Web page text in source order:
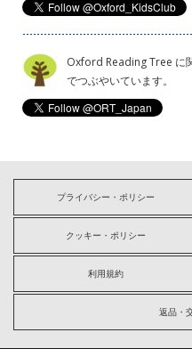
Oxford Reading Tree に
でつぶやいています。
プライバシー・ポリシー
クッキー・ポリシー
利用規約
返品・